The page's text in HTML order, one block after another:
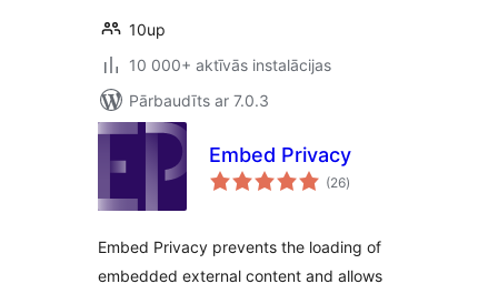
10up
10 000+ aktīvās instalācijas
Pārbaudīts ar 7.0.3
Embed Privacy
(26vērtējumu
kopsumma
)
Embed Privacy prevents the loading of
embedded external content and allows